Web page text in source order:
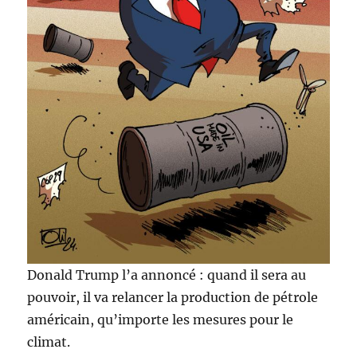
Donald Trump l’a annoncé : quand il sera au
pouvoir, il va relancer la production de pétrole
américain, qu’importe les mesures pour le
climat.